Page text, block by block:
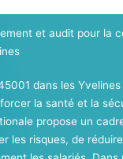
et audit pour la
dans les
la santé et la
propose un
les risques, de